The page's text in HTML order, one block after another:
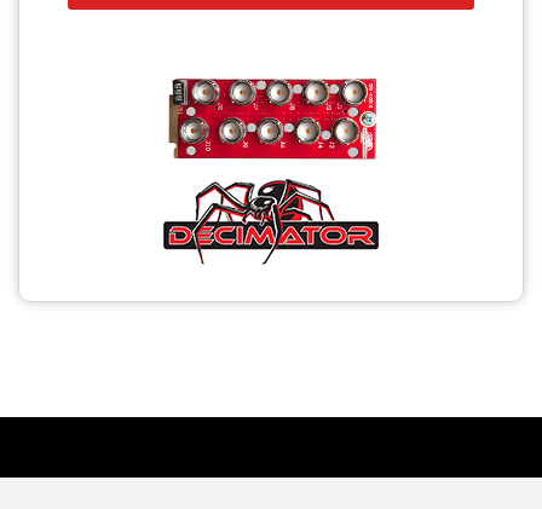
AV over IP
Photo Printers